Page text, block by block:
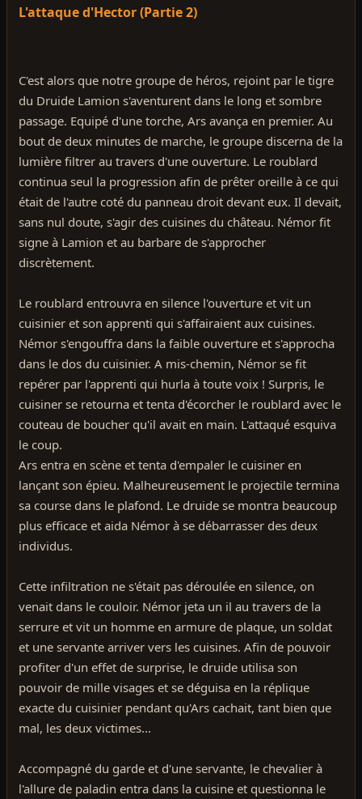
L'attaque d'Hector (Partie 2)
C'est alors que notre groupe de héros, rejoint par le tigre
du Druide Lamion s'aventurent dans le long et sombre
passage. Equipé d'une torche, Ars avança en premier. Au
bout de deux minutes de marche, le groupe discerna de la
lumière filtrer au travers d'une ouverture. Le roublard
continua seul la progression afin de prêter oreille à ce qui
était de l'autre coté du panneau droit devant eux. Il devait,
sans nul doute, s'agir des cuisines du château. Némor fit
signe à Lamion et au barbare de s'approcher
discrètement.
Le roublard entrouvra en silence l'ouverture et vit un
cuisinier et son apprenti qui s'affairaient aux cuisines.
Némor s'engouffra dans la faible ouverture et s'approcha
dans le dos du cuisinier. A mis-chemin, Némor se fit
repérer par l'apprenti qui hurla à toute voix ! Surpris, le
cuisiner se retourna et tenta d'écorcher le roublard avec le
couteau de boucher qu'il avait en main. L'attaqué esquiva
le coup.
Ars entra en scène et tenta d'empaler le cuisiner en
lançant son épieu. Malheureusement le projectile termina
sa course dans le plafond. Le druide se montra beaucoup
plus efficace et aida Némor à se débarrasser des deux
individus.
Cette infiltration ne s'était pas déroulée en silence, on
venait dans le couloir. Némor jeta un il au travers de la
serrure et vit un homme en armure de plaque, un soldat
et une servante arriver vers les cuisines. Afin de pouvoir
profiter d'un effet de surprise, le druide utilisa son
pouvoir de mille visages et se déguisa en la réplique
exacte du cuisinier pendant qu'Ars cachait, tant bien que
mal, les deux victimes...
Accompagné du garde et d'une servante, le chevalier à
l'allure de paladin entra dans la cuisine et questionna le